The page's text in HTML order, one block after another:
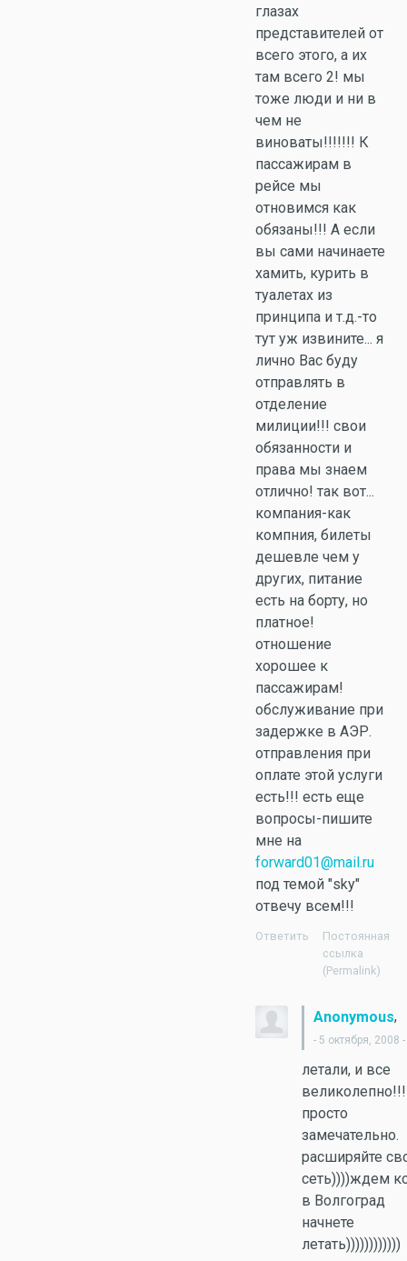
глазах
представителей от
всего этого, а их
там всего 2! мы
тоже люди и ни в
чем не
виноваты!!!!!!! К
пассажирам в
рейсе мы
отновимся как
обязаны!!! А если
вы сами начинаете
хамить, курить в
туалетах из
принципа и т.д.-то
тут уж извините... я
лично Вас буду
отправлять в
отделение
милиции!!! свои
обязанности и
права мы знаем
отлично! так вот...
компания-как
компния, билеты
дешевле чем у
других, питание
есть на борту, но
платное!
отношение
хорошее к
пассажирам!
обслуживание при
задержке в АЭР.
отправления при
оплате этой услуги
есть!!! есть еще
вопросы-пишите
мне на
forward01@mail.ru
под темой "sky"
отвечу всем!!!
Ответить
Постоянная
ссылка
(Permalink)
Anonymous,
- 5 октября, 2008
летали, и все
просто
замечательно.
расширяйте
сеть))))ждем
в Волгоград
начнете
летать))))))))))))